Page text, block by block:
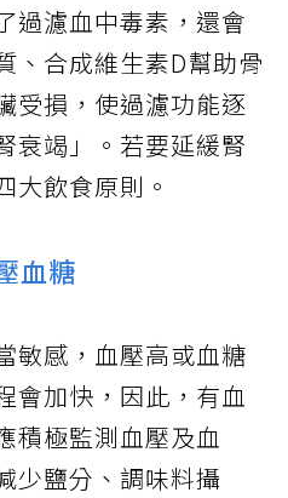
過濾血中毒素，還會
、合成維生素D幫助骨
受損，使過濾功能逐
衰竭」。若要延緩腎
大飲食原則。
血糖
敏感，血壓高或血糖
會加快，因此，有血
積極監測血壓及血
少鹽分、調味料攝